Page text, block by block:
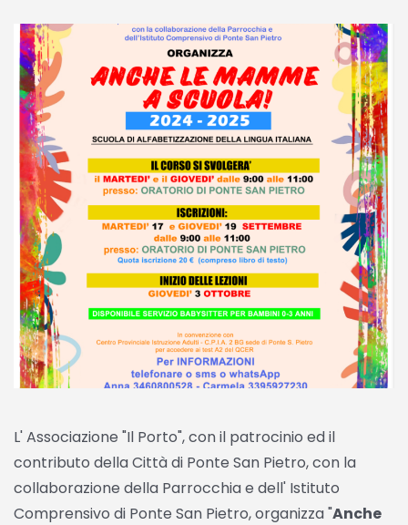
L' Associazione "Il Porto", con il patrocinio ed il
contributo della Città di Ponte San Pietro, con la
collaborazione della Parrocchia e dell' Istituto
Comprensivo di Ponte San Pietro, organizza "Anche